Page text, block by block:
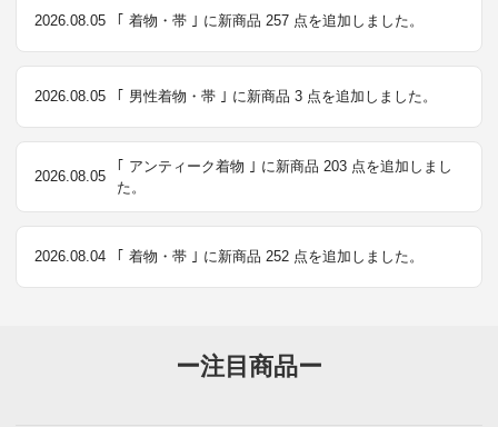
2026.08.05 ｢ 着物・帯 ｣ に新商品 257 点を追加しました。
2026.08.05 ｢ 男性着物・帯 ｣ に新商品 3 点を追加しました。
2026.08.05
｢ アンティーク着物 ｣ に新商品 203 点を追加しまし
た。
2026.08.04 ｢ 着物・帯 ｣ に新商品 252 点を追加しました。
ー注目商品ー